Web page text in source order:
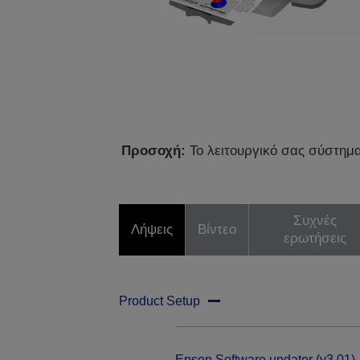
Προσοχή: Το λειτουργικό σας
Λήψεις Βίντεο
Συχνές
ερωτήσεις
Product Setup